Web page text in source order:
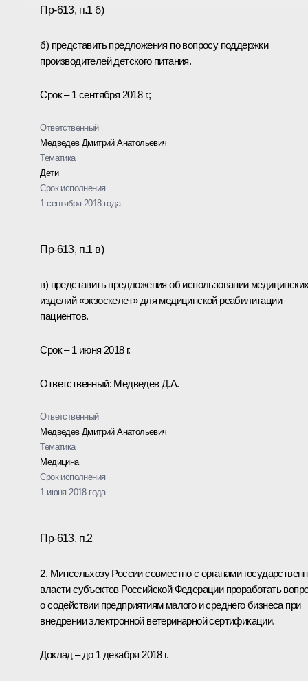
Пр-613, п.1 б)
б) представить предложения по вопросу поддержки
производителей детского питания.
Срок – 1 сентября 2018 г.;
Ответственный
Медведев Дмитрий Анатольевич
Тематика
Дети
Срок исполнения
1 сентября 2018 года
Пр-613, п.1 в)
в) представить предложения об использовании
изделий «экзоскелет» для медицинской реабилитации
пациентов.
Срок – 1 июня 2018 г.
Ответственный: Медведев Д.А.
Ответственный
Медведев Дмитрий Анатольевич
Тематика
Медицина
Срок исполнения
1 июня 2018 года
Пр-613, п.2
2. Минсельхозу России совместно с органами
власти субъектов Российской Федерации проработать
о содействии предприятиям малого и среднего бизнеса при
внедрении электронной ветеринарной сертификации.
Доклад – до 1 декабря 2018 г.